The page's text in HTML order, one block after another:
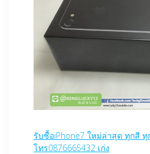
รับซื้อiPhone7 ใหม่ล่าสุด ทุกสี ทุ
โทร0876665432 เก่ง